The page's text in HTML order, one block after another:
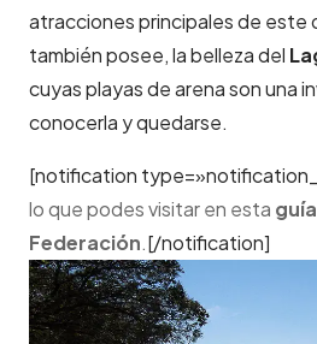
atracciones principales de este
también posee, la belleza del
cuyas playas de arena son una
conocerla y quedarse.
[notification
lo que podes visitar en esta
Federación.[/notification]